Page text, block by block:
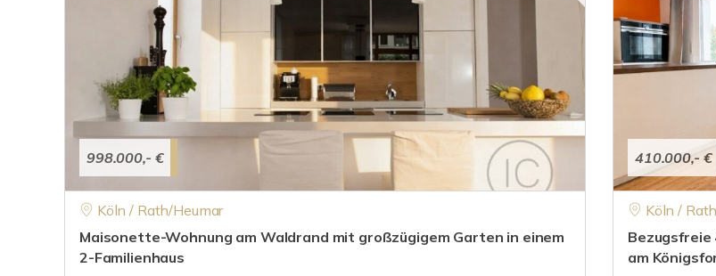
998.000,- €
Köln / Rath/Heumar
Maisonette-Wohnung am Waldrand mit großzügigem Garten in einem
2-Familienhaus
410.000,- €
Köln /
Bezugsfreie
am